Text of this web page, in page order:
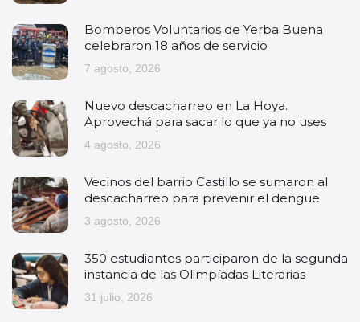
Bomberos Voluntarios de Yerba Buena
celebraron 18 años de servicio
7 agosto, 2026
Nuevo descacharreo en La Hoya.
Aprovechá para sacar lo que ya no uses
4 agosto, 2026
Vecinos del barrio Castillo se sumaron al
descacharreo para prevenir el dengue
3 agosto, 2026
350 estudiantes participaron de la segunda
instancia de las Olimpíadas Literarias
31 julio, 2026